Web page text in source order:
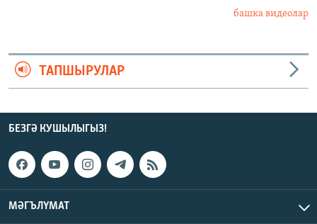
башка видеолар
ТАПШЫРУЛАР
БЕЗГӘ КУШЫЛЫГЫЗ!
МӘГЪЛҮМАТ